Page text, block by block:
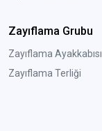
Zayıflama Grubu
Zayıflama Ayakkabısı
Zayıflama Terliği